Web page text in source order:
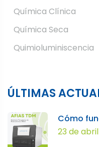
Química Clínica
Química Seca
Quimioluminiscencia
ÚLTIMAS
Cómo
23 de